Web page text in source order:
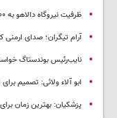
ظرفیت نیروگاه دالاهو به ۹۰۰ مگاوات افزایش می یابد
آرام تیگران؛ صدای
نایب‌رئیس بوندستاگ
ابو آلاء ولائی: تصمیم
پزشکیان‌: بهترین زمان